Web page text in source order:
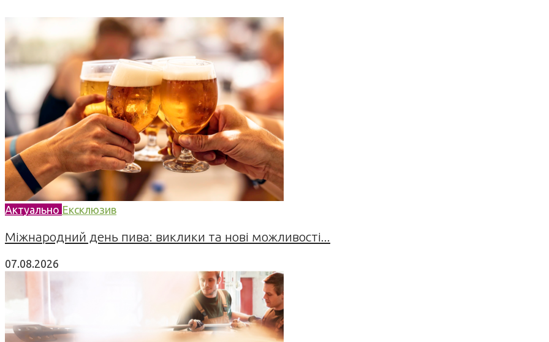
Актуально Ексклюзив
Міжнародний день пива: виклики та нові можливості...
07.08.2026